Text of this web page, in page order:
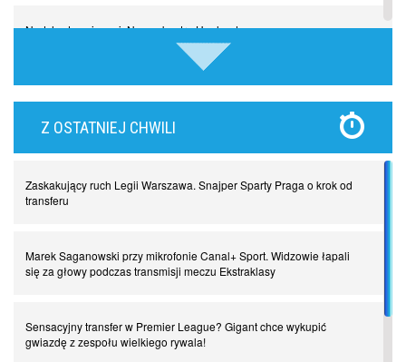
Nadchodzą giganci. Nunez kontra Haaland
Lewandowski kontra Bayern. Czy wilk będzie syty, a owca cała?
Piłkarz z numerem 47. Phil Foden i inne przypadki
Spadkowicze z Serie A. Komu powiemy ciao?
Z OSTATNIEJ CHWILI
Zaskakujący ruch Legii Warszawa. Snajper Sparty Praga o krok od
transferu
Marek Saganowski przy mikrofonie Canal+ Sport. Widzowie łapali
się za głowy podczas transmisji meczu Ekstraklasy
Sensacyjny transfer w Premier League? Gigant chce wykupić
gwiazdę z zespołu wielkiego rywala!